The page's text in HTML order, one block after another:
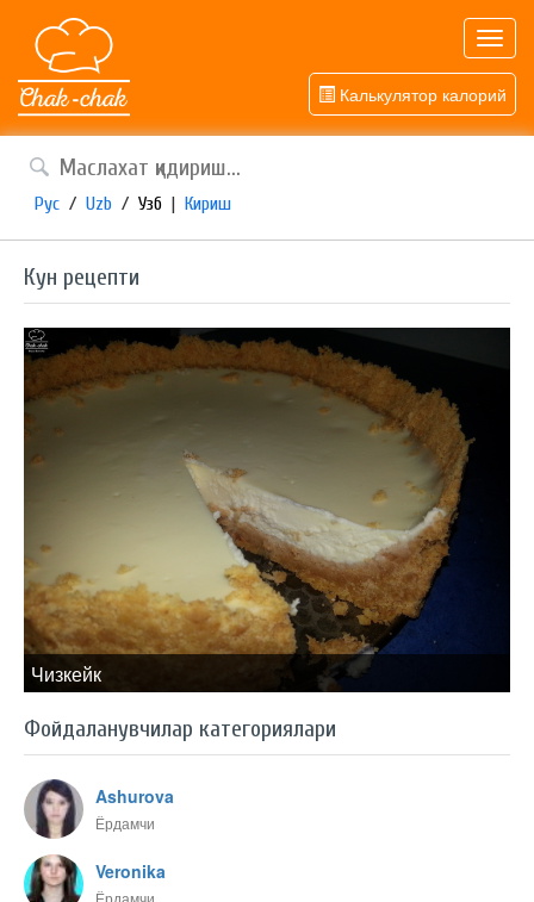
Калькулятор калорий
Рус / Uzb / Узб | Кириш
Кун рецепти
Чизкейк
Фойдаланувчилар категориялари
Ashurova
Ёрдамчи
Veronika
Ёрдамчи